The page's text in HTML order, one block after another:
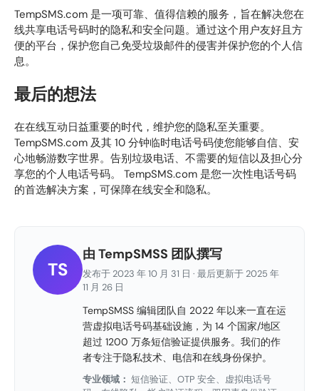
TempSMS.com 是一项可靠、值得信赖的服务，旨在解决您在
线共享电话号码时的隐私和安全问题。通过这个用户友好且方
便的平台，保护您自己免受垃圾邮件的侵害并保护您的个人信
息。
最后的想法
在在线互动日益重要的时代，维护您的隐私至关重要。
TempSMS.com 及其 10 分钟临时电话号码使您能够自信、安
心地畅游数字世界。告别垃圾电话、不需要的短信以及担心分
享您的个人电话号码。 TempSMS.com 是您一次性电话号码
的首选解决方案，可保障在线安全和隐私。
TS
由 TempSMSS 团队撰写
发布于 2023 年 10 月 31 日 · 最后更新于 2025 年
11 月 26 日
TempSMSS 编辑团队自 2022 年以来一直在运
营虚拟电话号码基础设施，为 14 个国家/地区
超过 1200 万条短信验证提供服务。我们的作
者专注于隐私技术、电信和在线身份保护。
专业领域： 短信验证、OTP 安全、虚拟电话号